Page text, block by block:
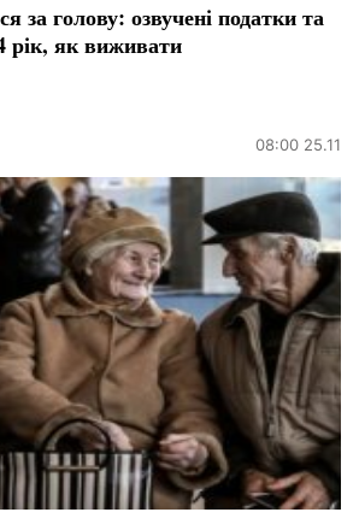
за голову: озвучені податки та
рік, як виживати
08:00 25.11